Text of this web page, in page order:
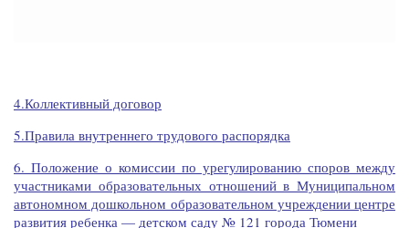
4.Коллективный договор
5.Правила внутреннего трудового распорядка
6. Положение о комиссии по урегулированию споров между
участниками образовательных отношений в Муниципальном
автономном дошкольном образовательном учреждении центре
развития ребенка — детском саду № 121 города Тюмени